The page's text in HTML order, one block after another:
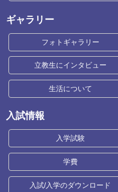
ギャラリー
フォトギャラリー
立教生にインタビュー
生活について
入試情報
入学試験
学費
入試/入学のダウンロード